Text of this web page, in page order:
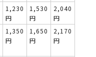
1,230
円
1,530
円
2,040
円
1,350
円
1,650
円
2,170
円